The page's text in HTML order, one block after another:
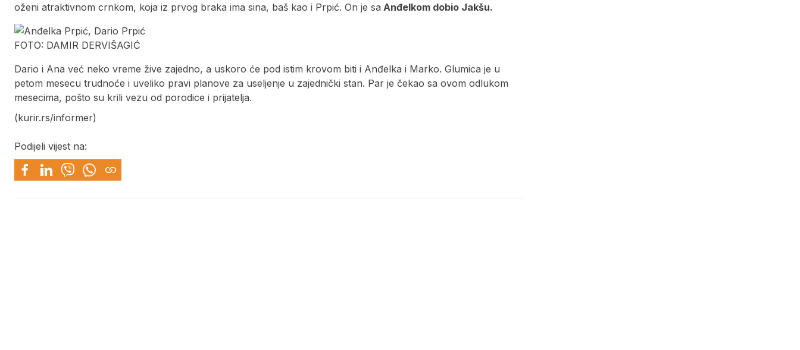
oženi atraktivnom crnkom, koja iz prvog braka ima sina, baš kao i Prpić. On je sa Anđelkom dobio Jakšu.
FOTO: DAMIR DERVIŠAGIĆ
Dario i Ana već neko vreme žive zajedno, a uskoro će pod istim krovom biti i Anđelka i Marko. Glumica je u
petom mesecu trudnoće i uveliko pravi planove za useljenje u zajednički stan. Par je čekao sa ovom odlukom
mesecima, pošto su krili vezu od porodice i prijatelja.
(kurir.rs/informer)
Podijeli vijest na: